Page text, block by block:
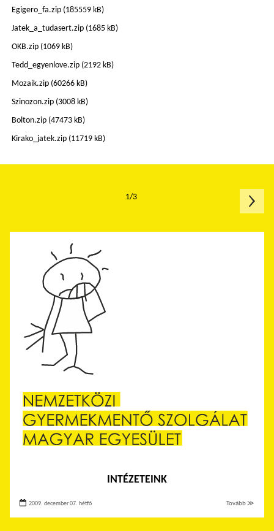
Egigero_fa.zip (185559 kB)
Jatek_a_tudasert.zip (1685 kB)
OKB.zip (1069 kB)
Tedd_egyenlove.zip (2192 kB)
Mozaik.zip (60266 kB)
Szinozon.zip (3008 kB)
Bolton.zip (47473 kB)
Kirako_jatek.zip (11719 kB)
INTÉZETEINK
2009. december 07. hétfő Tovább ≫
1/3